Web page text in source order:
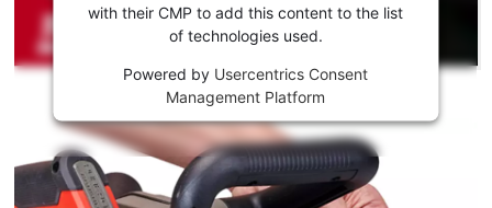
content
not
due
with their CMP to add this content to the list
of technologies used.
Powered by Usercentrics Consent
Management Platform